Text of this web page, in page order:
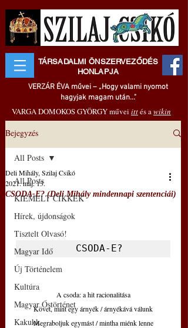
TÁRSADALMI ÖNSZERVEZŐDÉS
HONLAPJA
VERZÁR ÉVA művei – „Hogy valami nyomot
hagyjak magam után..."
VARGA DOMOKOS GYÖRGY művei ittés awikin
Bejegyzés
All Posts
KIEMELT CIKKEK
Hírek, újdonságok
Tisztelt Olvasó!
Magyar Idő
Új Történelem
Kultúra
Magyar Őstörténet
Kakukk
All Posts
CSODA-E? (Deli Mihály mindennapi szentenciái)
Deli Mihály, Szilaj Csikó
2021. máj. 13.
  CSODA-E?
A csoda: a hit racionalitása
Követ, mint egy árnyék / árnyékává válunk
Megraboljuk egymást / mintha miénk lenne